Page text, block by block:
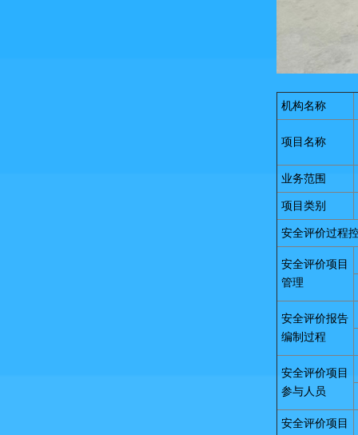
机构名称
项目名称
业务范围
项目类别
安全评价过程
安全评价项目
管理
安全评价报告
编制过程
安全评价项目
参与人员
安全评价项目